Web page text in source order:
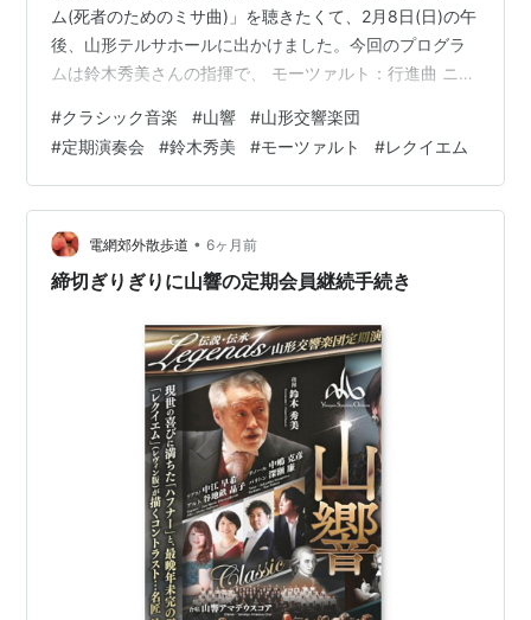
ム(死者のためのミサ曲)」を聴きたくて、2月8日(日)の午
後、山形テルサホールに出かけました。今回のプログラ
ムは鈴木秀美さんの指揮で、 モーツァルト：行進曲 ニ長
ナー」K.250 より 第1楽章 モーツァルト：交響曲 第35番
ニ長調「ハフナー」K.385 モーツァルト：レクイエム ニ
短調 K.626（レヴィン版） ソプラノ：中江 早希、アル
ト：谷地畝 晶子、 テノール：中嶋 克彦、バリトン：深
瀬 廉 合唱：山響アマデウスコア 山形交…
#クラシック音楽 #山響 #山形交響楽団
#定期演奏会 #鈴木秀美 #モーツァルト #レクイエム
電網郊外散歩道 • 6ヶ月前
締切ぎりぎりに山響の定期会員継続手続き